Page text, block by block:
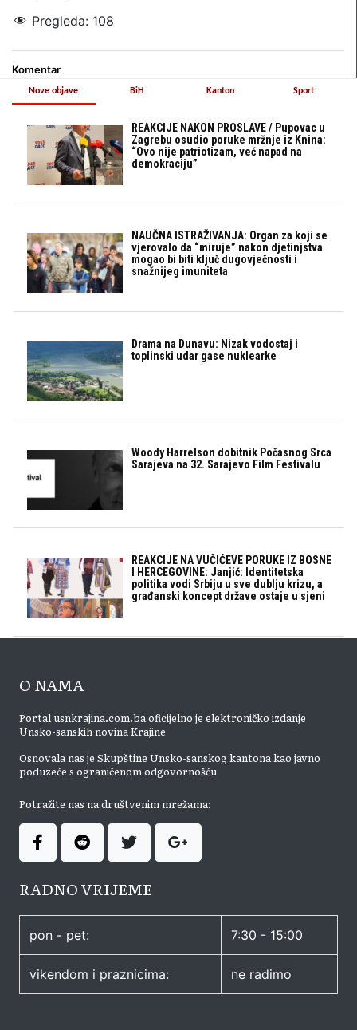
Pregleda: 108
Komentar
Nove objave
REAKCIJE NAKON PROSLAVE / Pupovac u
Zagrebu osudio poruke mržnje iz Knina:
“Ovo nije patriotizam, već napad na
demokraciju”
NAUČNA ISTRAŽIVANJA: Organ za koji se
vjerovalo da “miruje” nakon djetinjstva
mogao bi biti ključ dugovječnosti i
snažnijeg imuniteta
Drama na Dunavu: Nizak vodostaj i
toplinski udar gase nuklearke
Woody Harrelson dobitnik Počasnog Srca
Sarajeva na 32. Sarajevo Film Festivalu
REAKCIJE NA VUČIĆEVE PORUKE IZ BOSNE
I HERCEGOVINE: Janjić: Identitetska
politika vodi Srbiju u sve dublju krizu, a
građanski koncept države ostaje u sjeni
BiH Kanton Sport
O NAMA
Portal usnkrajina.com.ba oficijelno je elektroničko izdanje
Unsko-sanskih novina Krajine
Osnovala nas je Skupštine Unsko-sanskog kantona kao javno
poduzeće s ograničenom odgovornošću
Potražite nas na društvenim mrežama:
RADNO VRIJEME
pon - pet: 7:30 - 15:00
vikendom i praznicima: ne radimo